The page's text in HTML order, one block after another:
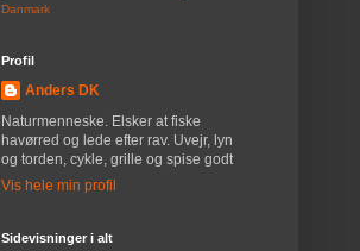
Danmark
Profil
Anders DK
Naturmenneske. Elsker at fiske
havørred og lede efter rav. Uvejr, lyn
og torden, cykle, grille og spise godt
Vis hele min profil
Sidevisninger i alt